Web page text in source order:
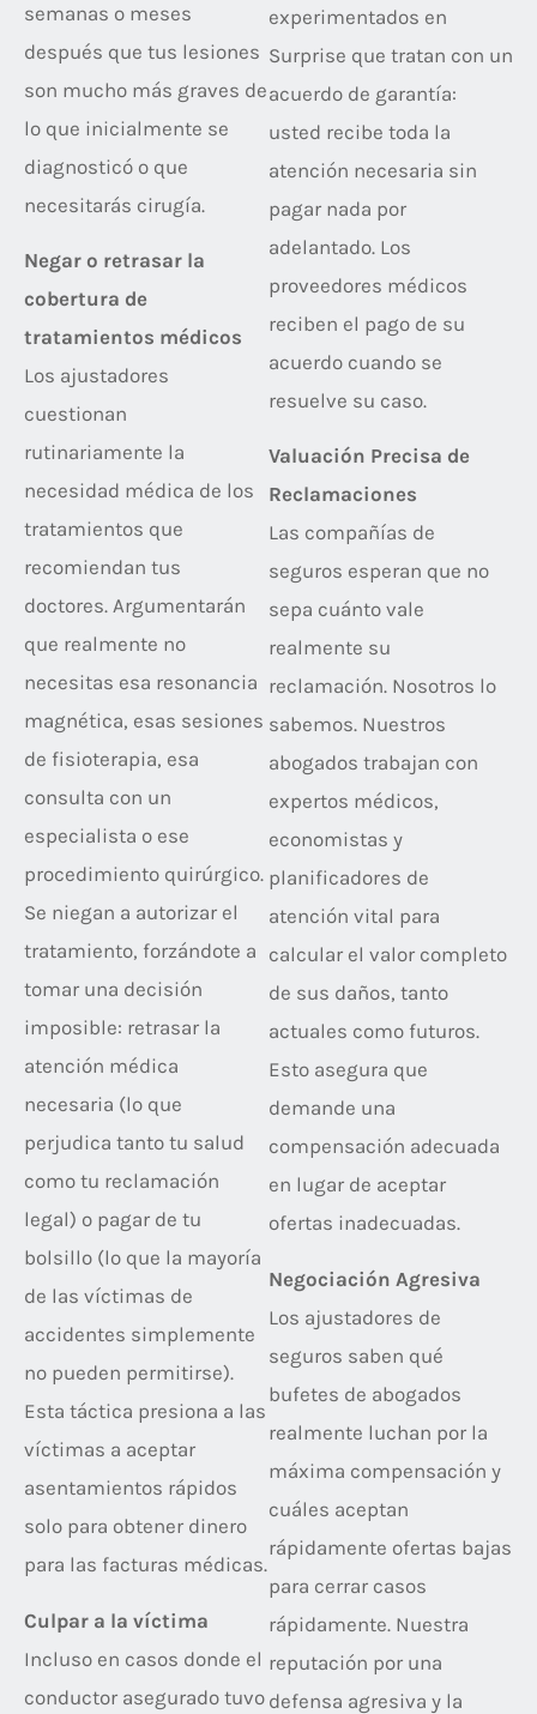
semanas o meses
después que tus lesiones
son mucho más graves de
lo que inicialmente se
diagnosticó o que
necesitarás cirugía.
Negar o retrasar la
cobertura de
tratamientos médicos
Los ajustadores
cuestionan
rutinariamente la
necesidad médica de los
tratamientos que
recomiendan tus
doctores. Argumentarán
que realmente no
necesitas esa resonancia
magnética, esas sesiones
de fisioterapia, esa
consulta con un
especialista o ese
procedimiento quirúrgico.
Se niegan a autorizar el
tratamiento, forzándote a
tomar una decisión
imposible: retrasar la
atención médica
necesaria (lo que
perjudica tanto tu salud
como tu reclamación
legal) o pagar de tu
bolsillo (lo que la mayoría
de las víctimas de
accidentes simplemente
no pueden permitirse).
Esta táctica presiona a las
víctimas a aceptar
asentamientos rápidos
solo para obtener dinero
para las facturas médicas.
Culpar a la víctima
Incluso en casos donde el
conductor asegurado tuvo
experimentados en
Surprise que tratan con un
acuerdo de garantía:
usted recibe toda la
atención necesaria sin
pagar nada por
adelantado. Los
proveedores médicos
reciben el pago de su
acuerdo cuando se
resuelve su caso.
Valuación Precisa de
Reclamaciones
Las compañías de
seguros esperan que no
sepa cuánto vale
realmente su
reclamación. Nosotros lo
sabemos. Nuestros
abogados trabajan con
expertos médicos,
economistas y
planificadores de
atención vital para
calcular el valor completo
de sus daños, tanto
actuales como futuros.
Esto asegura que
demande una
compensación adecuada
en lugar de aceptar
ofertas inadecuadas.
Negociación Agresiva
Los ajustadores de
seguros saben qué
bufetes de abogados
realmente luchan por la
máxima compensación y
cuáles aceptan
rápidamente ofertas bajas
para cerrar casos
rápidamente. Nuestra
reputación por una
defensa agresiva y la